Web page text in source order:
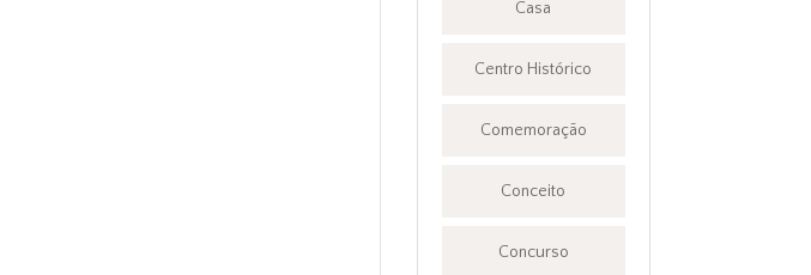
Casa
Centro Histórico
Comemoração
Conceito
Concurso